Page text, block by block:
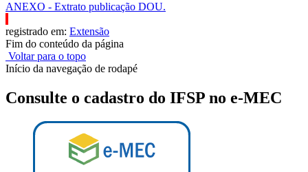
ANEXO - Extrato publicação DOU.
registrado em: Extensão
Fim do conteúdo da página
Voltar para o topo
Início da navegação de rodapé
Consulte o cadastro do IFSP no e-MEC